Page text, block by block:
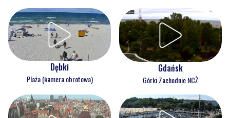
Dębki
Plaża (kamera obrotowa)
Gdańsk
Górki Zachodnie NCŻ